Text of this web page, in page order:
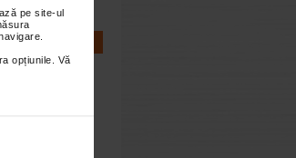
pe site-ul
opțiunile. Vă